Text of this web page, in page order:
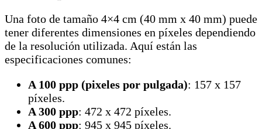
Una foto de tamaño 4×4 cm (40 mm x 40 mm) puede
tener diferentes dimensiones en píxeles dependiendo
de la resolución utilizada. Aquí están las
especificaciones comunes:
A 100 ppp (pixeles por pulgada): 157 x 157
píxeles.
A 300 ppp: 472 x 472 píxeles.
A 600 ppp: 945 x 945 píxeles.